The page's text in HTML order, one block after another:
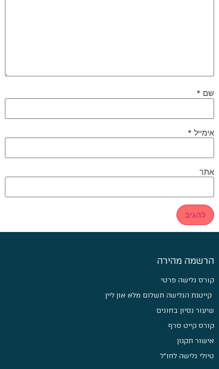
שם *
אימייל *
אתר
הרשמה מהירה
קורס גלישה פרטי
קייטנת הגלישה תשלום מלא און ליין
שיעור נסיון בחוגים
קורס קייט סרף
אישור תקנון
טיולי גלישה לחו״ל